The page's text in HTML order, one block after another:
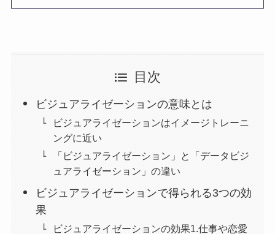
目次
ビジュアライゼーションの意味とは
ビジュアライゼーションはイメージトレーニ
ングに近い
「ビジュアライゼーション」と「データビジ
ュアライゼーション」の違い
ビジュアライゼーションで得られる3つの効
果
ビジュアライゼーションの効果1.仕事や恋愛